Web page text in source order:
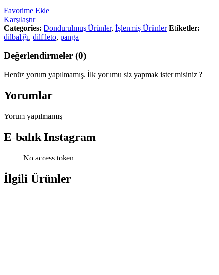
Favorime Ekle
Karşılaştır
Categories: Dondurulmuş Ürünler, İşlenmiş Ürünler Etiketler:
dilbalığı, dilfileto, panga
Değerlendirmeler (0)
Henüz yorum yapılmamış. İlk yorumu siz yapmak ister misiniz ?
Yorumlar
Yorum yapılmamış
E-balık Instagram
No access token
İlgili Ürünler